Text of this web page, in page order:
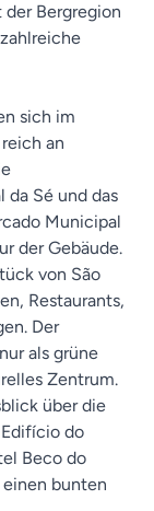
Bergregion
sich im
an
Sé und das
Municipal
der Gebäude.
von São
Restaurants,
Der
als grüne
Zentrum.
über die
do
Beco do
bunten